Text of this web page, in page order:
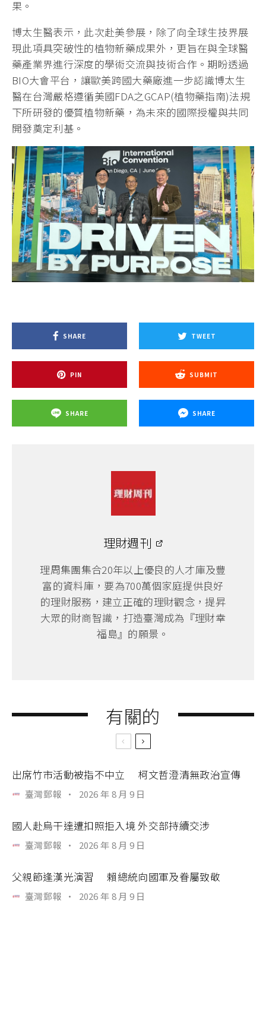
果。
博太生醫表示，此次赴美參展，除了向全球生技界展
現此項具突破性的植物新藥成果外，更旨在與全球醫
藥產業界進行深度的學術交流與技術合作。期盼透過
BIO大會平台，讓歐美跨國大藥廠進一步認識博太生
醫在台灣嚴格遵循美國FDA之GCAP(植物藥指南)法規
下所研發的優質植物新藥，為未來的國際授權與共同
開發奠定利基。
SHARE TWEET
PIN SUBMIT
SHARE SHARE
理財週刊
理周集團集合20年以上優良的人才庫及豐
富的資料庫，要為700萬個家庭提供良好
的理財服務，建立正確的理財觀念，提昇
大眾的財商智識，打造臺灣成為『理財幸
福島』的願景。
有關的
出席竹市活動被指不中立 柯文哲澄清無政治宣傳
臺灣郵報 · 2026 年 8 月 9 日
國人赴烏干達遭扣照拒入境 外交部持續交涉
臺灣郵報 · 2026 年 8 月 9 日
父親節逢漢光演習 賴總統向國軍及眷屬致敬
臺灣郵報 · 2026 年 8 月 9 日